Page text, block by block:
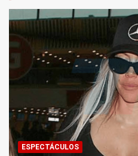
ESPECTÁCULOS